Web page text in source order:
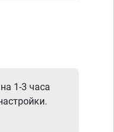
1-3 часа